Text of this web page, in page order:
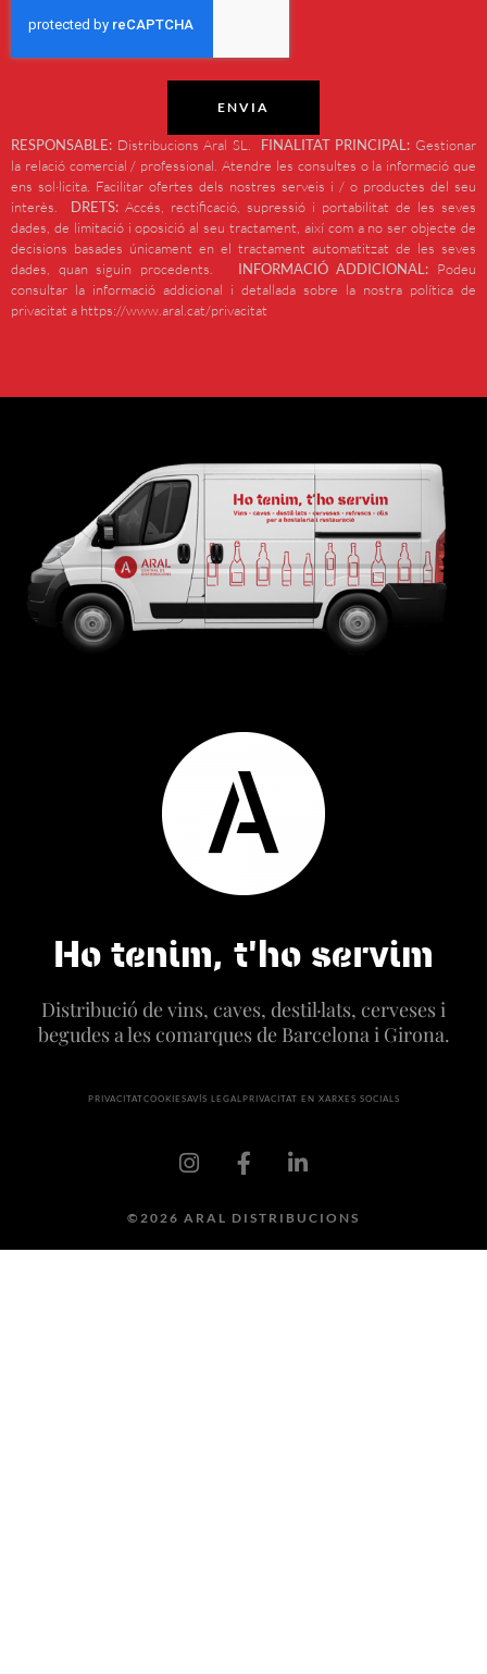
ENVIA
RESPONSABLE: Distribucions Aral SL. FINALITAT PRINCIPAL: Gestionar
la relació comercial / professional. Atendre les consultes o la informació que
ens sol·licita. Facilitar ofertes dels nostres serveis i / o productes del seu
interès. DRETS: Accés, rectificació, supressió i portabilitat de les seves
dades, de limitació i oposició al seu tractament, així com a no ser objecte de
decisions basades únicament en el tractament automatitzat de les seves
dades, quan siguin procedents. INFORMACIÓ ADDICIONAL: Podeu
consultar la informació addicional i detallada sobre la nostra política de
privacitat a https://www.aral.cat/privacitat
Ho tenim, t'ho servim
Distribució de vins, caves, destil·lats, cerveses i
begudes a les comarques de Barcelona i Girona.
PRIVACITATCOOKIESAVÍS LEGAL PRIVACITAT EN XARXES SOCIALS
©2026 ARAL DISTRIBUCIONS